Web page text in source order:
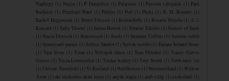
Naphegy
(1) Negin (1) P. Dangelico (1) Palatinus (1) Passion válogatás (1) Paul
Rudnick
(1) Penelope Ward (1) Publio (1) Pult (1) Püski (1) R. M. Romero
(1)
Rachel Higginson
(1) Renee Ericson (1) Rontásűzők (1) Rosaria Munda (1) S. J.
Kincaid
(1) Sally Thorne (1) Sarina Bowen (1) Simone Elkeles (1) Sinners of Saint
(1) Stacia Deutsch (1) Starcrossed (1) Study (1) Suzanne Collins (1) Szeretni nehéz
(1) Szunnyadó parázs (1) Szélesi Sándor (1) Szívek testőre (1)Tamara Ireland Stone
(1) Tara Sivec (1) Titan (1) Tolvajok ​tánca (1) Tom Fletcher (1) Tracey Garvis
Graves
(1) Tricia Levenseller (1) Trisha Ashley (1) True North (1) Több mint víz
(1) Utóirat: Szeretlek! (1) Vi Keeland (1) Wallflowers (1) Westmoreland (1) Willow
Aster
(1) aki unikornis akart lenni (1) anyák napja (1) arab világ (1)csokoládé
(1)